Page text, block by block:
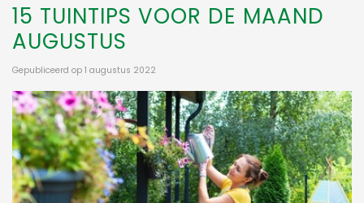
15 TUINTIPS VOOR DE MAAND
AUGUSTUS
Gepubliceerd op 1 augustus 2022